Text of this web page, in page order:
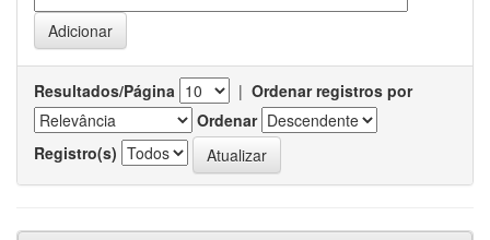
Resultados/Página | Ordenar registros por
Ordenar
Registro(s)